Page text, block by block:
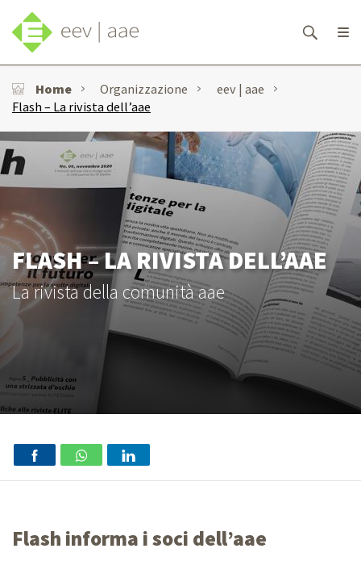
Home Organizzazione
eev | aae
Flash – La rivista dell’aae
FLASH – LA RIVISTA DELL’AAE
La rivista della comunità aae
Flash informa i soci dell’aae